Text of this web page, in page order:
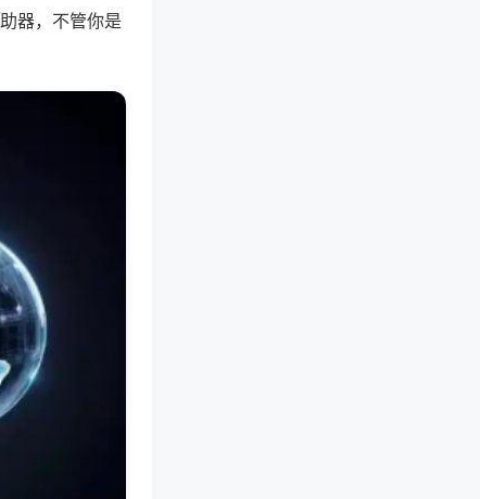
器，不管你是